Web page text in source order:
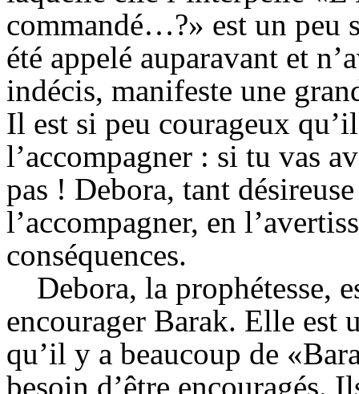
commandé…?» est un peu
été appelé auparavant et
indécis, manifeste une
Il est si peu courageux
l’accompagner : si tu vas
pas ! Debora, tant
l’accompagner, en
conséquences.
Debora, la prophétesse,
encourager Barak. Elle est
qu’il y a beaucoup de
besoin d’être encouragés.